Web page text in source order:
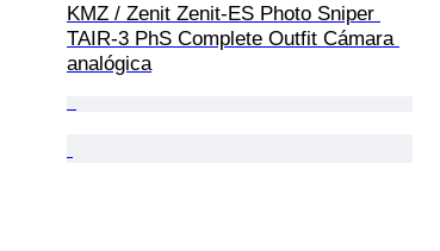
KMZ / Zenit Zenit-ES Photo Sniper
TAIR-3 PhS Complete Outfit Cámara
analógica